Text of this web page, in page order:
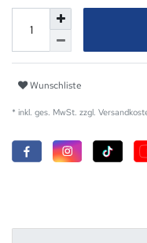
Wunschliste
* inkl. ges. MwSt. zzgl.